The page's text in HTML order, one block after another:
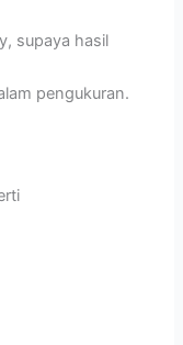
supaya hasil
pengukuran.